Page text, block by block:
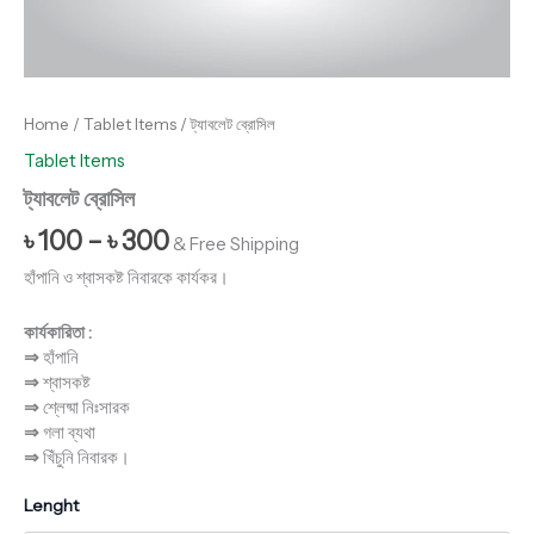
Home / Tablet Items / ট্যাবলেট ব্রোসিল
Tablet Items
ট্যাবলেট ব্রোসিল
৳100 –৳300 & Free Shipping
হাঁপানি ও শ্বাসকষ্ট নিবারকে কার্যকর।
কার্যকারিতা :
⇒হাঁপানি
⇒শ্বাসকষ্ট
⇒শ্লেষ্মা নিঃসারক
⇒গলা ব্যথা
⇒খিঁচুনি নিবারক।
Lenght